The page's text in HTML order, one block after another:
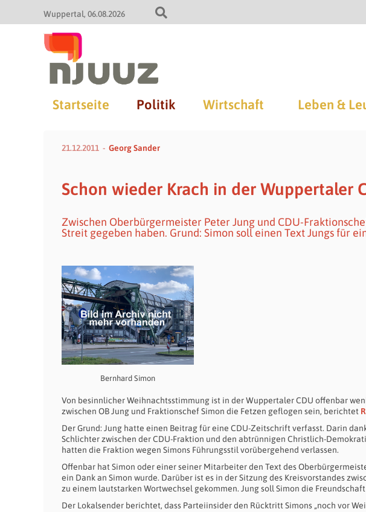
Wuppertal 06.08.2026
Startseite Politik Wirtschaft Leben &
21.12.2011 Georg Sander
Schon wieder Krach in der Wuppertaler
Zwischen Oberbürgermeister Peter Jung und CDU-
Streit gegeben haben. Grund: Simon soll einen Text Jungs für
Bernhard Simon
Von besinnlicher Weihnachtsstimmung ist in der Wuppertaler CDU offenbar
zwischen OB Jung und Fraktionschef Simon die Fetzen geflogen sein, berichtet
Der Grund: Jung hatte einen Beitrag für eine CDU-Zeitschrift verfasst. Darin
Schlichter zwischen der CDU-Fraktion und den abtrünnigen Christlich-
hatten die Fraktion wegen Simons Führungsstil vorübergehend verlassen.
Offenbar hat Simon oder einer seiner Mitarbeiter den Text des
ein Dank an Simon wurde. Darüber ist es in der Sitzung des Kreisvorstandes
zu einem lautstarken Wortwechsel gekommen. Jung soll Simon die
Der Lokalsender berichtet, dass Parteiinsider den Rücktritt Simons „noch vor